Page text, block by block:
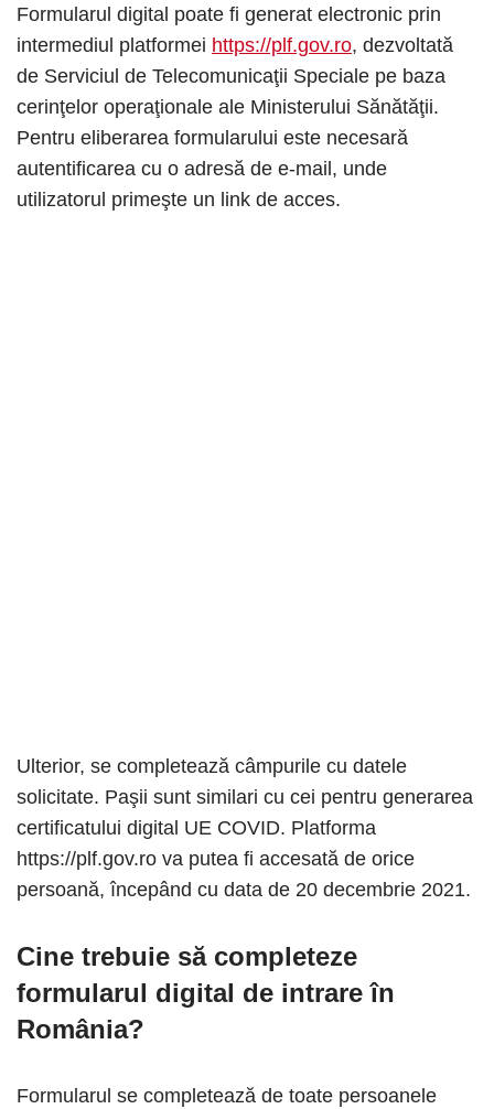
Formularul digital poate fi generat electronic prin
intermediul platformei https://plf.gov.ro, dezvoltată
de Serviciul de Telecomunicaţii Speciale pe baza
cerinţelor operaţionale ale Ministerului Sănătăţii.
Pentru eliberarea formularului este necesară
autentificarea cu o adresă de e-mail, unde
utilizatorul primeşte un link de acces.
Ulterior, se completează câmpurile cu datele
solicitate. Paşii sunt similari cu cei pentru generarea
certificatului digital UE COVID. Platforma
https://plf.gov.ro va putea fi accesată de orice
persoană, începând cu data de 20 decembrie 2021.
Cine trebuie să completeze
formularul digital de intrare în
România?
Formularul se completează de toate persoanele